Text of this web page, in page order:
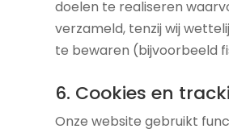
doelen te realiseren
verzameld, tenzij wij
te bewaren (bijvoorbeeld
6. Cookies en
Onze website gebruikt